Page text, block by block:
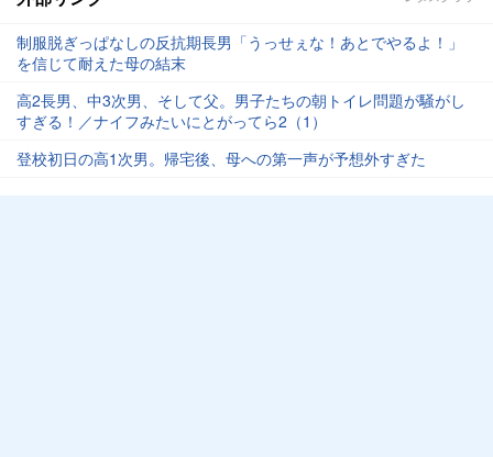
制服脱ぎっぱなしの反抗期長男「うっせぇな！あとでやるよ！」
を信じて耐えた母の結末
高2長男、中3次男、そして父。男子たちの朝トイレ問題が騒がし
すぎる！／ナイフみたいにとがってら2（1）
登校初日の高1次男。帰宅後、母への第一声が予想外すぎた